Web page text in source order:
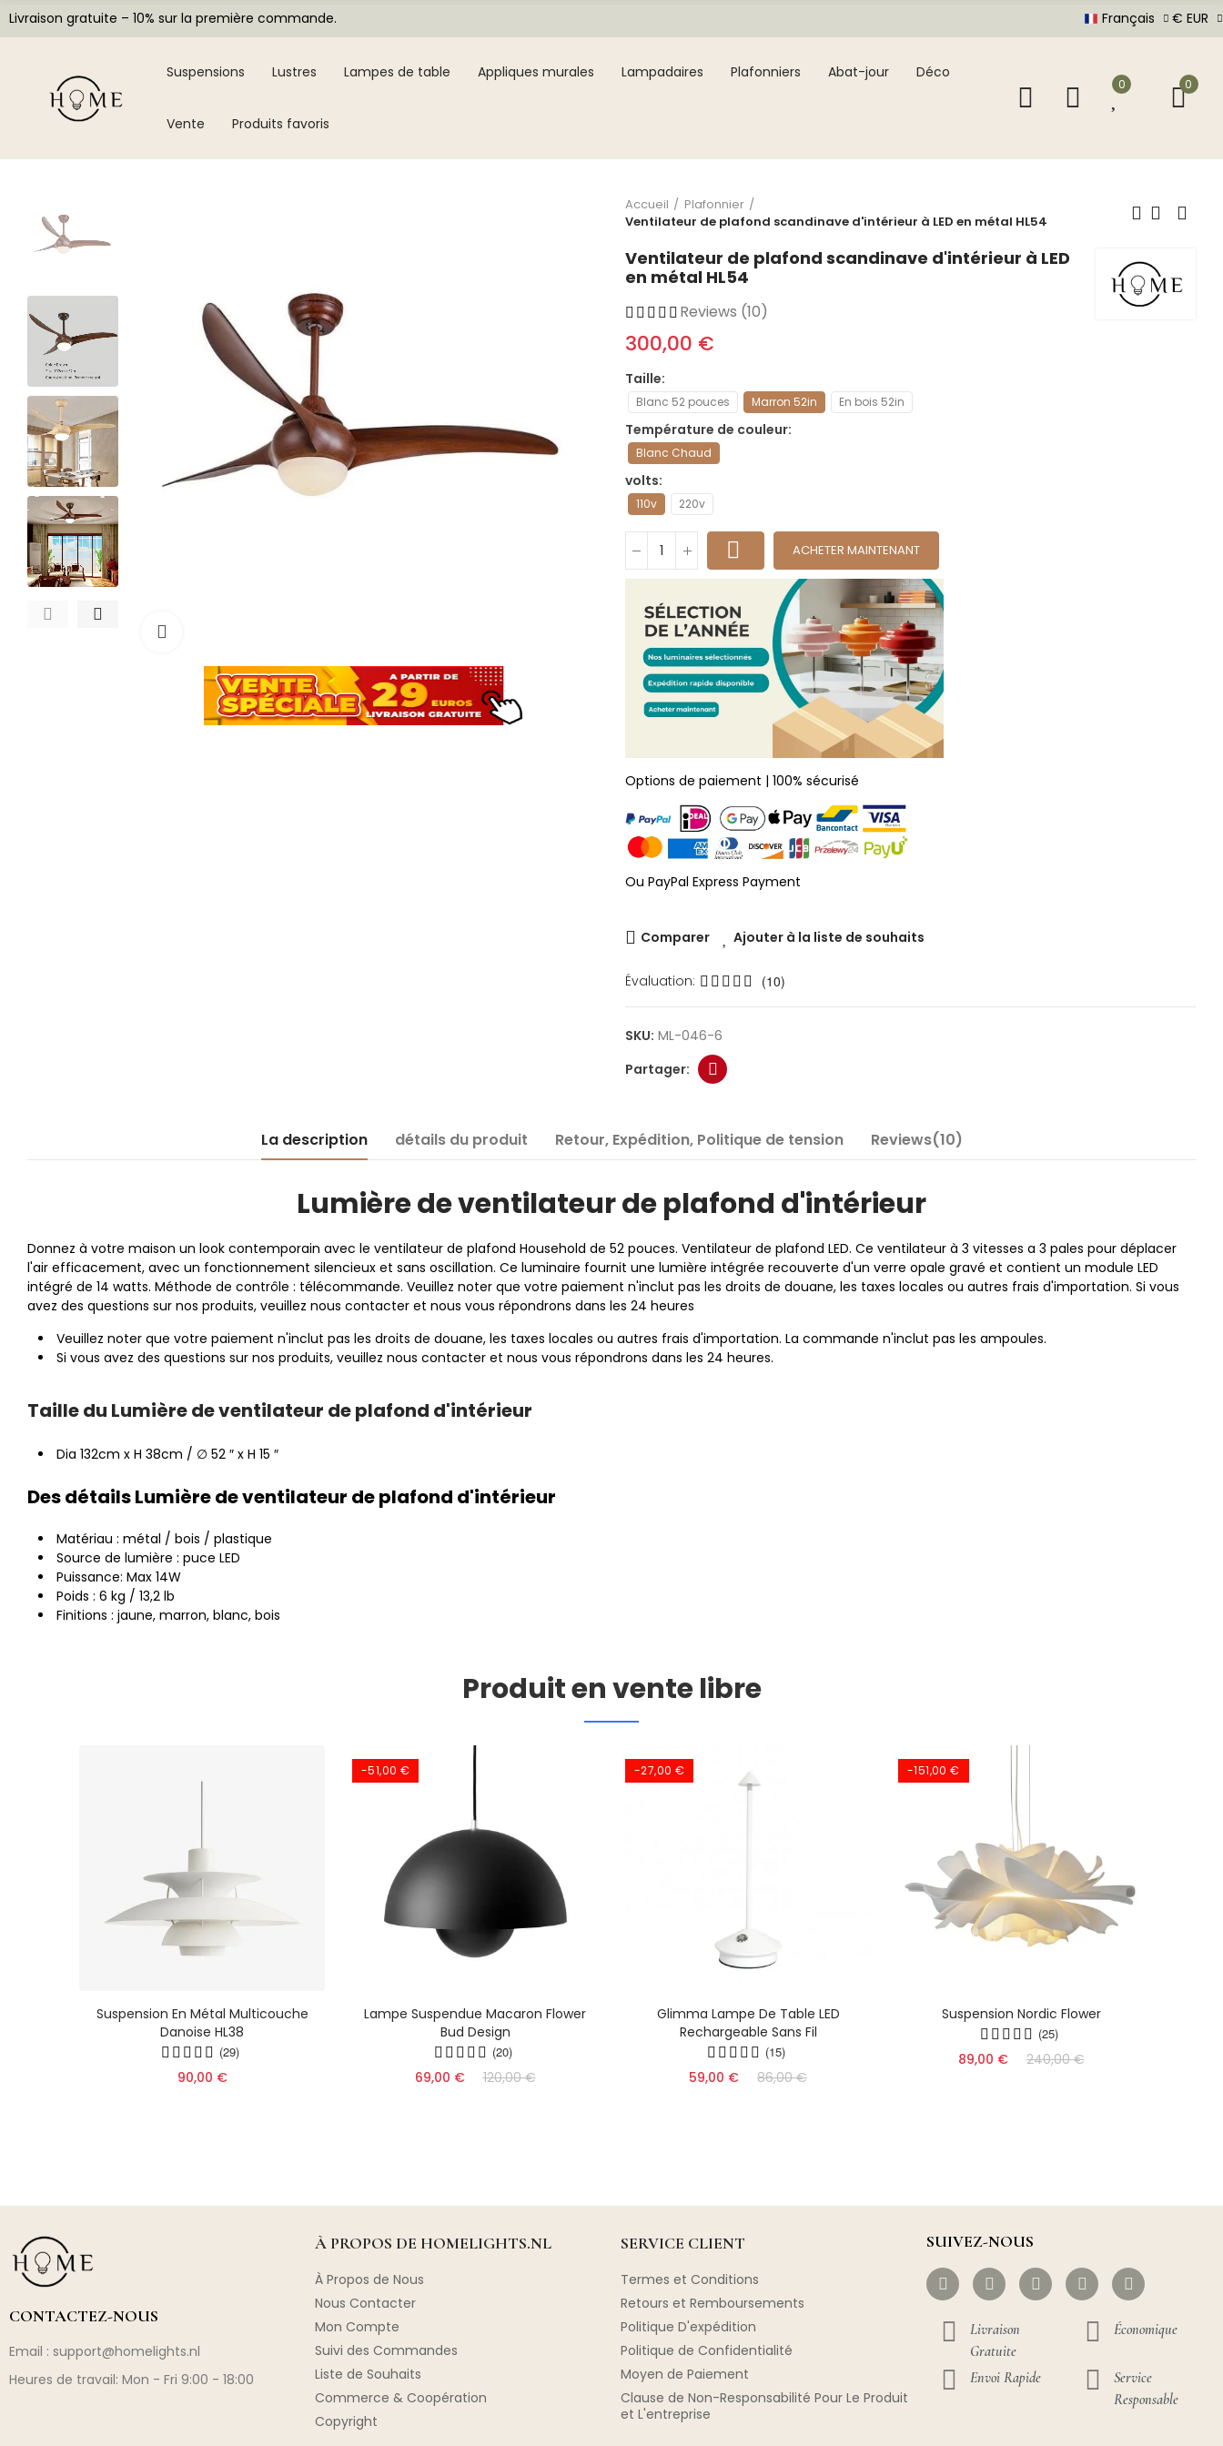
Livraison gratuite – 10% sur la première commande. Français € EUR
Suspensions Lustres Lampes de table Appliques murales Lampadaires Plafonniers Abat-jour Déco
Vente Produits favoris
0 0
Accueil
Plafonnier
Ventilateur de plafond scandinave d'intérieur à LED en métal HL54
Ventilateur de plafond scandinave d'intérieur à LED
en métal HL54
Reviews (10)
300,00 €
Taille
Blanc 52 pouces Marron 52in En bois 52in
Température de couleur
Blanc Chaud
volts
110v 220v
ACHETER MAINTENANT
Options de paiement | 100% sécurisé
Ou PayPal Express Payment
Comparer Ajouter à la liste de souhaits
Évaluation: (10)
SKU: ML-046-6
La description détails du produit Retour, Expédition, Politique de tension Reviews(10)
Lumière de ventilateur de plafond d'intérieur
Donnez à votre maison un look contemporain avec le ventilateur de plafond Household de 52 pouces. Ventilateur de plafond LED. Ce ventilateur à 3 vitesses a 3 pales pour déplacer
l'air efficacement, avec un fonctionnement silencieux et sans oscillation. Ce luminaire fournit une lumière intégrée recouverte d'un verre opale gravé et contient un module LED
intégré de 14 watts. Méthode de contrôle : télécommande. Veuillez noter que votre paiement n'inclut pas les droits de douane, les taxes locales ou autres frais d'importation. Si vous
avez des questions sur nos produits, veuillez nous contacter et nous vous répondrons dans les 24 heures
Veuillez noter que votre paiement n'inclut pas les droits de douane, les taxes locales ou autres frais d'importation. La commande n'inclut pas les ampoules.
Si vous avez des questions sur nos produits, veuillez nous contacter et nous vous répondrons dans les 24 heures.
Taille du Lumière de ventilateur de plafond d'intérieur
Dia 132cm x H 38cm / ∅ 52 ″ x H 15 ″
Des détails Lumière de ventilateur de plafond d'intérieur
Matériau : métal / bois / plastique
Source de lumière : puce LED
Puissance: Max 14W
Poids : 6 kg / 13,2 lb
Finitions : jaune, marron, blanc, bois
Produit en vente libre
Suspension En Métal Multicouche
Danoise HL38
(29)
90,00 €
-51,00 €
Lampe Suspendue Macaron Flower
Bud Design
(20)
69,00 € 120,00 €
-27,00 €
Glimma Lampe De Table LED
Rechargeable Sans Fil
(15)
59,00 € 86,00 €
-151,00 €
Suspension Nordic Flower
(25)
89,00 € 240,00 €
CONTACTEZ-NOUS
Email : support@homelights.nl
Heures de travail: Mon - Fri 9:00 - 18:00
À PROPOS DE HOMELIGHTS.NL
À Propos de Nous
Nous Contacter
Mon Compte
Suivi des Commandes
Liste de Souhaits
Commerce & Coopération
Copyright
SERVICE CLIENT
Termes et Conditions
Retours et Remboursements
Politique D'expédition
Politique de Confidentialité
Moyen de Paiement
Clause de Non-Responsabilité Pour Le Produit
et L'entreprise
SUIVEZ-NOUS
Livraison
Gratuite
Économique
Envoi Rapide
Service
Responsable